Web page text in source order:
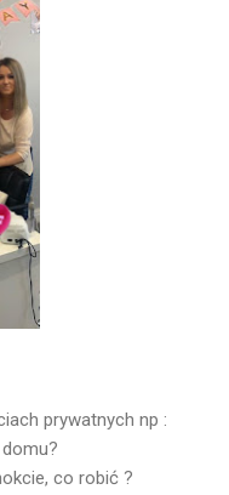
prywatnych np :
co robić ?